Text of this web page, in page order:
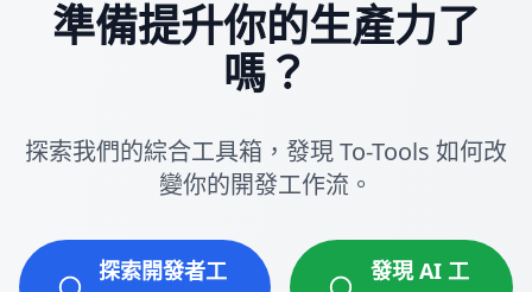
準備提升你的生產力了
嗎？
探索我們的綜合工具箱，發現 To-Tools 如何改
變你的開發工作流。
探索開發者工
發現 AI 工